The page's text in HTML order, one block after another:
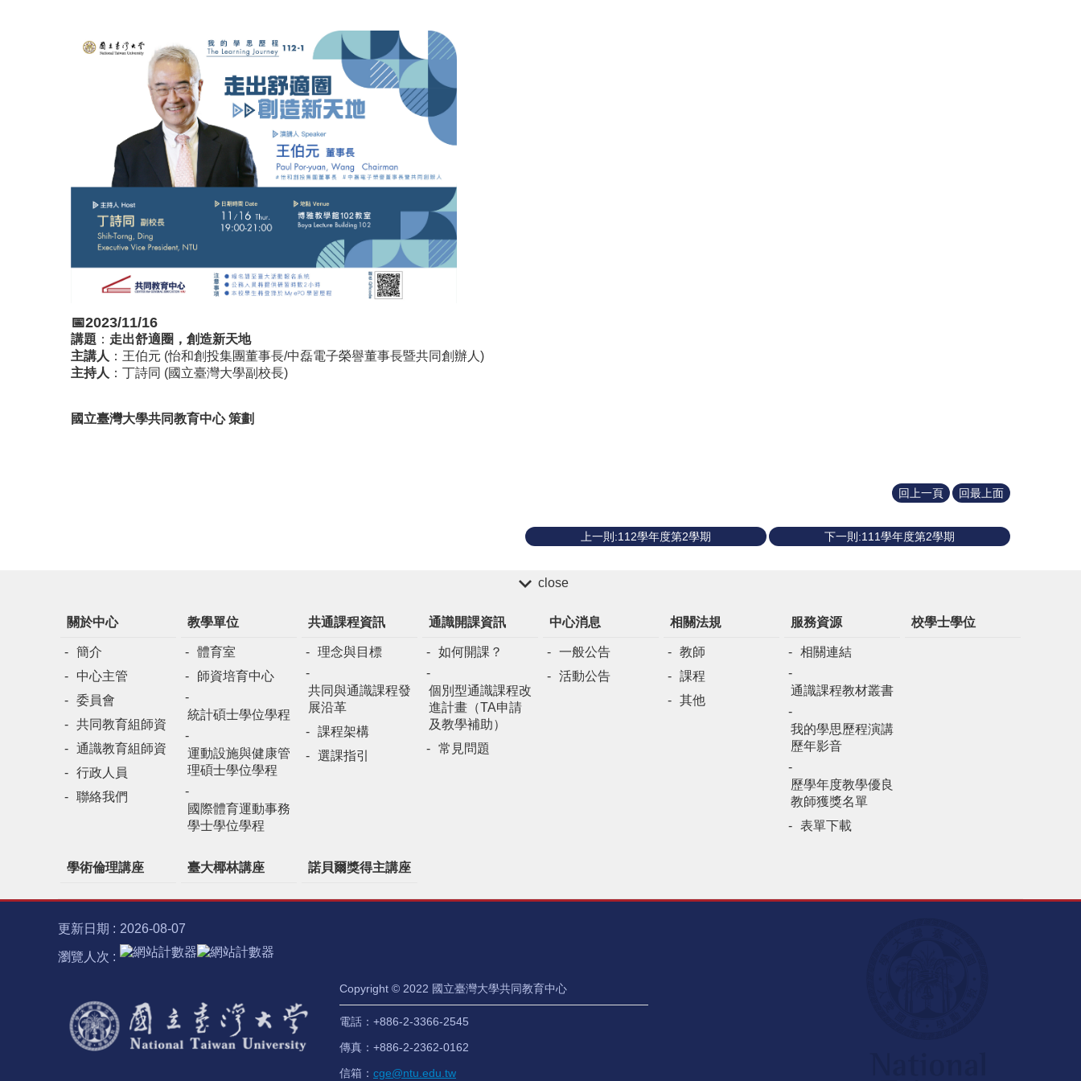
📅2023/11/16
講題 ： 走出舒適圈，創造新天地
主講人 ：王伯元 (怡和創投集團董事長/中磊電子榮譽董事長暨共同創辦人)
主持人 ：丁詩同 (國立臺灣大學副校長)
國立臺灣大學共同教育中心 策劃
回上一頁 回最上面
上一則:112學年度第2學期 下一則:111學年度第2學期
close
關於中心
簡介
中心主管
委員會
共同教育組師資
通識教育組師資
行政人員
聯絡我們
教學單位
體育室
師資培育中心
統計碩士學位學程
運動設施與健康管
理碩士學位學程
國際體育運動事務
學士學位學程
共通課程資訊
理念與目標
共同與通識課程發
展沿革
課程架構
選課指引
通識開課資訊
如何開課？
個別型通識課程改
進計畫（TA申請
及教學補助）
常見問題
中心消息
一般公告
活動公告
相關法規
教師
課程
其他
服務資源
相關連結
通識課程教材叢書
我的學思歷程演講
歷年影音
歷學年度教學優良
教師獲獎名單
表單下載
校學士學位
學術倫理講座 臺大椰林講座 諾貝爾獎得主講座
更新日期 2026-08-07
瀏覽人次
Copyright © 2022 國立臺灣大學共同教育中心
電話：+886-2-3366-2545
傳真：+886-2-2362-0162
信箱： cge@ntu.edu.tw